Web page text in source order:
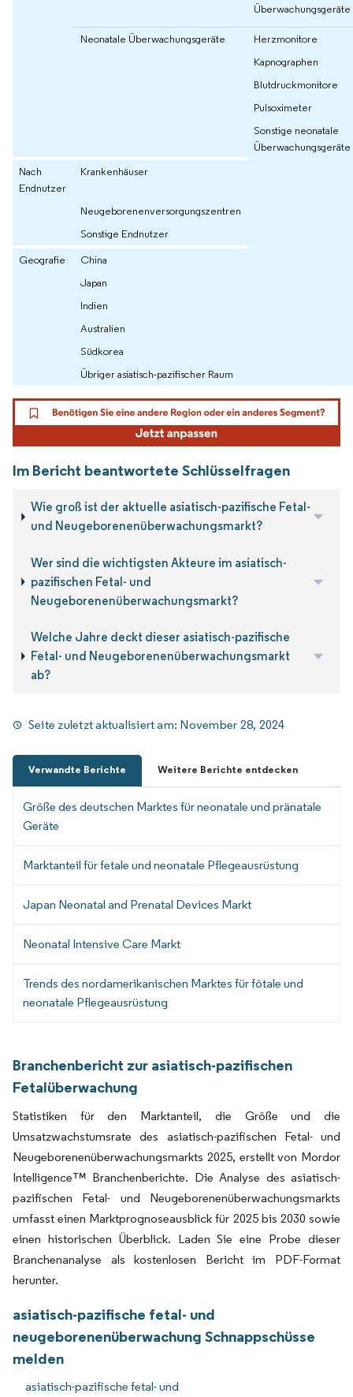
Überwachungsgeräte
Neonatale Überwachungsgeräte
Herzmonitore
Kapnographen
Blutdruckmonitore
Pulsoximeter
Sonstige neonatale
Überwachungsgeräte
Nach
Endnutzer
Krankenhäuser
Neugeborenenversorgungszentren
Sonstige Endnutzer
Geografie
China
Japan
Indien
Australien
Südkorea
Übriger asiatisch-pazifischer Raum
Im Bericht beantwortete Schlüsselfragen
Wie groß ist der aktuelle asiatisch-pazifische Fetal-
und Neugeborenenüberwachungsmarkt?
Wer sind die wichtigsten Akteure im asiatisch-
pazifischen Fetal- und
Neugeborenenüberwachungsmarkt?
Welche Jahre deckt dieser asiatisch-pazifische
Fetal- und Neugeborenenüberwachungsmarkt
ab?
Seite zuletzt aktualisiert am: November 28, 2024
Verwandte Berichte Weitere Berichte entdecken
Größe des deutschen Marktes für neonatale und pränatale
Geräte
Marktanteil für fetale und neonatale Pflegeausrüstung
Japan Neonatal and Prenatal Devices Markt
Neonatal Intensive Care Markt
Trends des nordamerikanischen Marktes für fötale und
neonatale Pflegeausrüstung
Branchenbericht zur asiatisch-pazifischen
Fetalüberwachung
Statistiken für den Marktanteil, die Größe und die
Umsatzwachstumsrate des asiatisch-pazifischen Fetal- und
Neugeborenenüberwachungsmarkts 2025, erstellt von Mordor
Intelligence™ Branchenberichte. Die Analyse des asiatisch-
pazifischen Fetal- und Neugeborenenüberwachungsmarkts
umfasst einen Marktprognoseausblick für 2025 bis 2030 sowie
einen historischen Überblick. Laden Sie eine Probe dieser
Branchenanalyse als kostenlosen Bericht im PDF-Format
herunter.
asiatisch-pazifische fetal- und
neugeborenenüberwachung Schnappschüsse
melden
asiatisch-pazifische fetal- und